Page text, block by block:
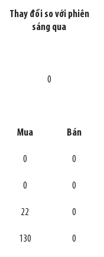
Thay đổi so với phiên
sáng qua
0
Mua Bán
0 0
0 0
22 0
130 0